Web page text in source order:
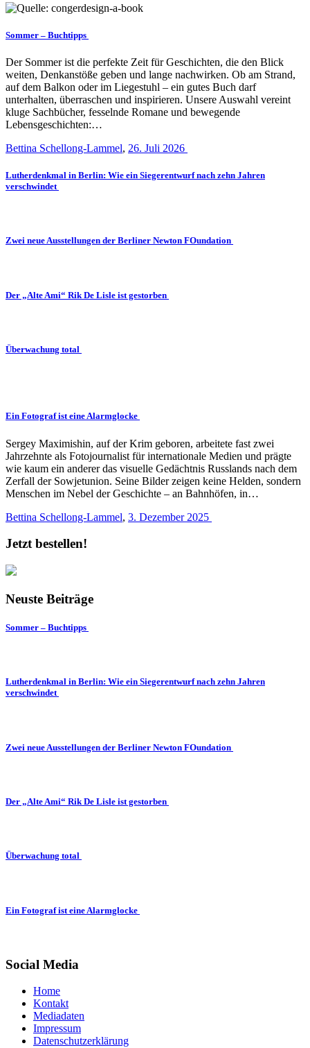
Sommer – Buchtipps
Der Sommer ist die perfekte Zeit für Geschichten, die den Blick
weiten, Denkanstöße geben und lange nachwirken. Ob am Strand,
auf dem Balkon oder im Liegestuhl – ein gutes Buch darf
unterhalten, überraschen und inspirieren. Unsere Auswahl vereint
kluge Sachbücher, fesselnde Romane und bewegende
Lebensgeschichten:…
Bettina Schellong-Lammel, 26. Juli 2026
Lutherdenkmal in Berlin: Wie ein Siegerentwurf nach zehn Jahren
verschwindet
Zwei neue Ausstellungen der Berliner Newton FOundation
Der „Alte Ami“ Rik De Lisle ist gestorben
Überwachung total
Ein Fotograf ist eine Alarmglocke
Sergey Maximishin, auf der Krim geboren, arbeitete fast zwei
Jahrzehnte als Fotojournalist für internationale Medien und prägte
wie kaum ein anderer das visuelle Gedächtnis Russlands nach dem
Zerfall der Sowjetunion. Seine Bilder zeigen keine Helden, sondern
Menschen im Nebel der Geschichte – an Bahnhöfen, in…
Bettina Schellong-Lammel, 3. Dezember 2025
Jetzt bestellen!
Neuste Beiträge
Sommer – Buchtipps
Lutherdenkmal in Berlin: Wie ein Siegerentwurf nach zehn Jahren
verschwindet
Zwei neue Ausstellungen der Berliner Newton FOundation
Der „Alte Ami“ Rik De Lisle ist gestorben
Überwachung total
Ein Fotograf ist eine Alarmglocke
Social Media
Home
Kontakt
Mediadaten
Impressum
Datenschutzerklärung